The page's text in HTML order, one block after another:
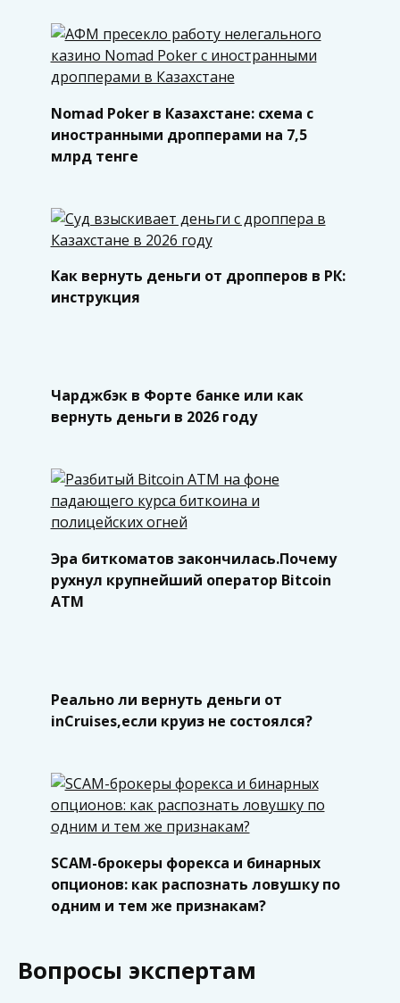
Nomad Poker в Казахстане: схема с
иностранными дропперами на 7,5
млрд тенге
Как вернуть деньги от дропперов в РК:
инструкция
Чарджбэк в Форте банке или как
вернуть деньги в 2026 году
Эра биткоматов закончилась.Почему
рухнул крупнейший оператор Bitcoin
ATM
Реально ли вернуть деньги от
inCruises,если круиз не состоялся?
SCAM-брокеры форекса и бинарных
опционов: как распознать ловушку по
одним и тем же признакам?
Вопросы экспертам